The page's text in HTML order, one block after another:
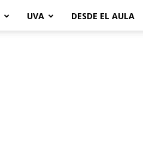
informaUVA
UVA DESDE EL AULA